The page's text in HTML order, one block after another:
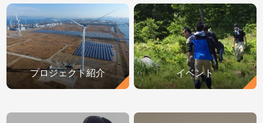
プロジェクト紹介 イベント